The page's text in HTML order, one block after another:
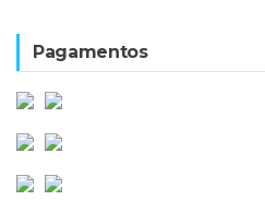
Pagamentos